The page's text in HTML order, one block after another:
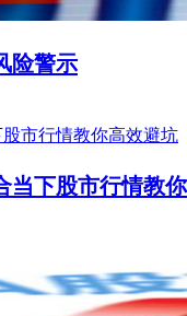
险警示
当下股市行情教